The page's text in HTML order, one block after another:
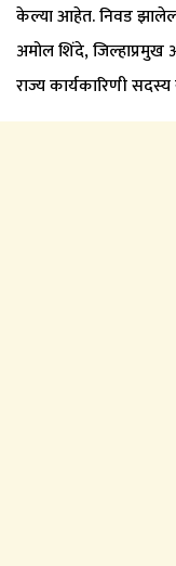
केल्या आहेत. निवड
अमोल शिंदे, जिल्हाप्रमुख
राज्य कार्यकारिणी